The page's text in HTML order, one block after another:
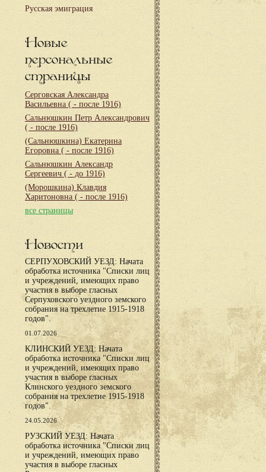
Русская эмиграция
Новые
персональные
страницы
Серговская Александра
Васильевна ( - после 1916)
Сальнюшкин Петр Александрович
( - после 1916)
(Сальнюшкина) Екатерина
Егоровна ( - после 1916)
Сальнюшкин Александр
Сергеевич ( - до 1916)
(Морошкина) Клавдия
Харитоновна ( - после 1916)
все страницы
Новости
СЕРПУХОВСКИЙ УЕЗД: Начата
обработка источника "Списки лиц
и учреждений, имеющих право
участия в выборе гласных
Серпуховского уездного земского
собрания на трехлетие 1915-1918
годов".
01.07.2026
КЛИНСКИЙ УЕЗД: Начата
обработка источника "Списки лиц
и учреждений, имеющих право
участия в выборе гласных
Клинского уездного земского
собрания на трехлетие 1915-1918
годов".
24.05.2026
РУЗСКИЙ УЕЗД: Начата
обработка источника "Списки лиц
и учреждений, имеющих право
участия в выборе гласных